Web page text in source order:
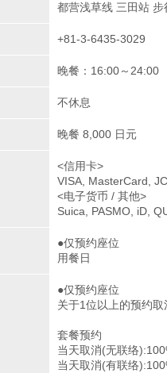
都营浅草线 三田站 步
+81-3-6435-3029
晚餐：16:00～24:00
不休息
晚餐 8,000 日元
<信用卡>
VISA, MasterCard,
<电子货币 / 其他>
Suica, PASMO, iD,
●仅预约座位
用餐日
●仅预约座位
关于1位以上的预约取
套餐预约
当天取消(无联络
当天取消(有联络